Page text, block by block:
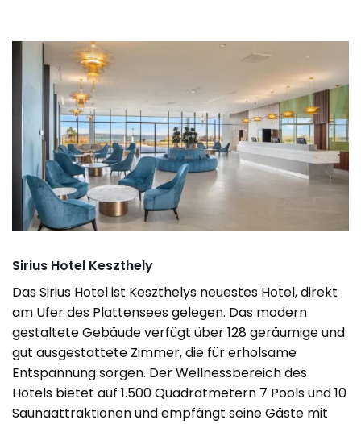
Sirius Hotel Keszthely
Das Sirius Hotel ist Keszthelys neuestes Hotel, direkt
am Ufer des Plattensees gelegen. Das modern
gestaltete Gebäude verfügt über 128 geräumige und
gut ausgestattete Zimmer, die für erholsame
Entspannung sorgen. Der Wellnessbereich des
Hotels bietet auf 1.500 Quadratmetern 7 Pools und 10
Saunaattraktionen und empfängt seine Gäste mit